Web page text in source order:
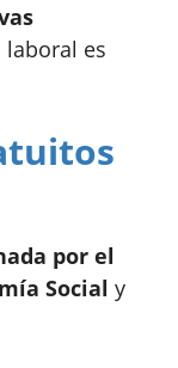
laboral es
por el
Social y